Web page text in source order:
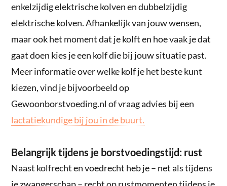
enkelzijdig elektrische kolven en dubbelzijdig
elektrische kolven. Afhankelijk van jouw wensen,
maar ook het moment dat je kolft en hoe vaak je dat
gaat doen kies je een kolf die bij jouw situatie past.
Meer informatie over welke kolf je het beste kunt
kiezen, vind je bijvoorbeeld op
Gewoonborstvoeding.nl of vraag advies bij een
lactatiekundige bij jou in de buurt.
Belangrijk tijdens je borstvoedingstijd: rust
Naast kolfrecht en voedrecht heb je – net als tijdens
je zwangerschap – recht op rustmomenten tijdens je